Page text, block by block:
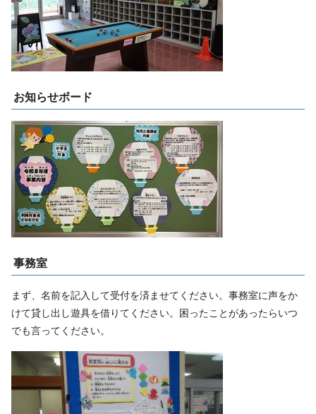
お知らせボード
事務室
まず、名前を記入して受付を済ませてください。事務室に声をか
けて貸し出し遊具を借りてください。困ったことがあったらいつ
でも言ってください。